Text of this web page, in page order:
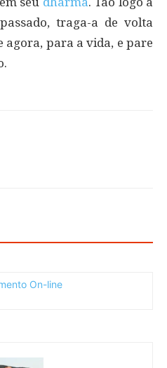
traga-a de volta
agora, para a vida, e pare